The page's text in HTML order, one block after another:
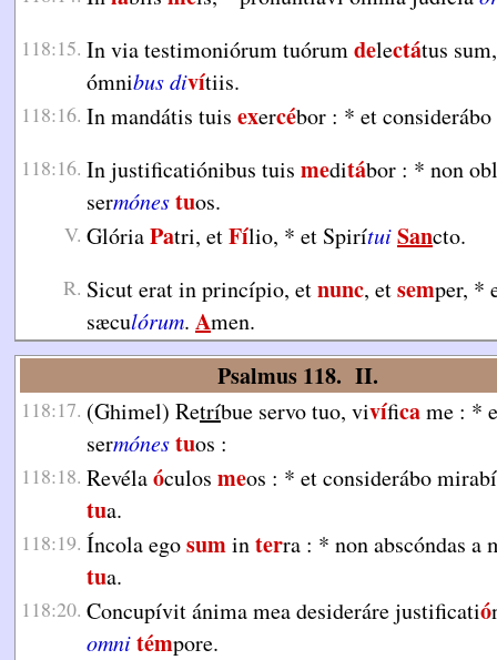
118:15. In via testimoniórum tuórumdelectátus
ómnibus divítiis.
118:16. In mandátis tuis exercébor : * et considerábo
118:16. In justificatiónibus tuis meditábor : * non
sermónestuos.
V. GlóriaPatri, etFílio, * et SpirítuiSancto.
R. Sicut erat in princípio, etnunc, etsemper, *
sæculórum. Amen.
Psalmus 118. II.
118:17. (Ghimel) Retríbue servo tuo, vivíficame : *
sermónestuos :
118:18. Revélaóculos meos : * et considerábo
tua.
118:19. Íncola egosuminterra : * non abscóndas a
tua.
118:20. Concupívit ánima mea desideráre justificatió
omnitémpore.